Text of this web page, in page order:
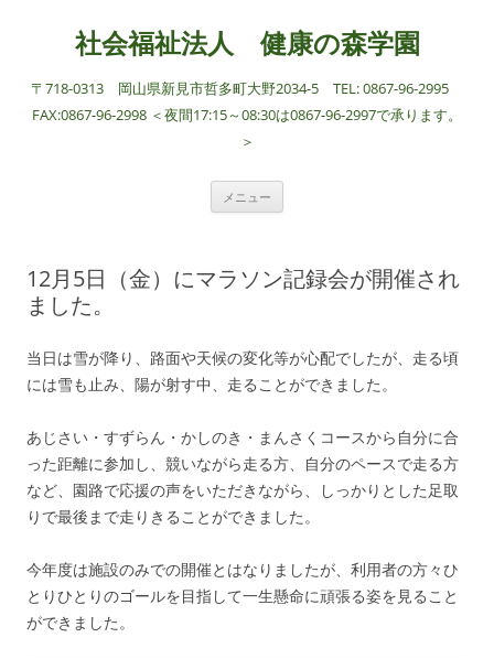
社会福祉法人 健康の森学園
〒718-0313 岡山県新見市哲多町大野2034-5 TEL: 0867-96-2995
FAX:0867-96-2998 ＜夜間17:15～08:30は0867-96-2997で承ります。
＞
メニュー
へ
ス
キ
12月5日（金）にマラソン記録会が開催され
ました。
当日は雪が降り、路面や天候の変化等が心配でしたが、走る頃
には雪も止み、陽が射す中、走ることができました。
あじさい・すずらん・かしのき・まんさくコースから自分に合
った距離に参加し、競いながら走る方、自分のペースで走る方
など、園路で応援の声をいただきながら、しっかりとした足取
りで最後まで走りきることができました。
今年度は施設のみでの開催とはなりましたが、利用者の方々ひ
とりひとりのゴールを目指して一生懸命に頑張る姿を見ること
ができました。